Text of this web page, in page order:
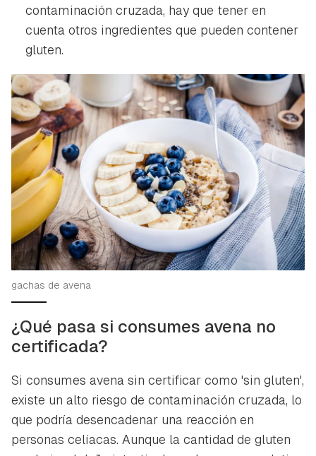
contaminación cruzada, hay que tener en
cuenta otros ingredientes que pueden contener
gluten.
gachas de avena
¿Qué pasa si consumes avena no
certificada?
Si consumes avena sin certificar como 'sin gluten',
existe un alto riesgo de contaminación cruzada, lo
que podría desencadenar una reacción en
personas celíacas. Aunque la cantidad de gluten